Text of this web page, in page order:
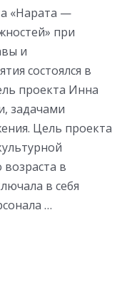
«Нарата —
при
и
состоялся в
проекта Инна
задачами
Цель проекта
в
в себя
…